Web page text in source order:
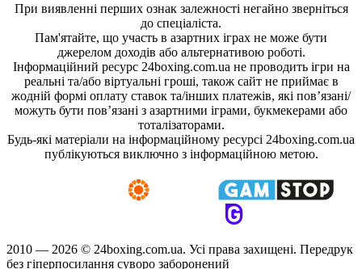
При виявленні перших ознак залежності негайно зверніться
до спеціаліста.
Пам'ятайте, що участь в азартних іграх не може бути
джерелом доходів або альтернативою роботі.
Інформаційний ресурс 24boxing.com.ua не проводить ігри на
реальні та/або віртуальні гроші, також сайт не приймає в
жодній формі оплату ставок та/інших платежів, які пов’язані/
можуть бути пов’язані з азартними іграми, букмекерами або
тоталізаторами.
Будь-які матеріали на інформаційному ресурсі 24boxing.com.ua
публікуються виключно з інформаційною метою.
2010 — 2026 © 24boxing.com.ua. Усi права захищенi. Передрук
без гіперпосилання суворо заборонений